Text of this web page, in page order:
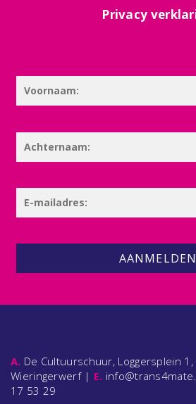
Privacy
AANMELDEN
A. De Cultuurschuur, Loggersplein 1,
Wieringerwerf | E.
17 53 29